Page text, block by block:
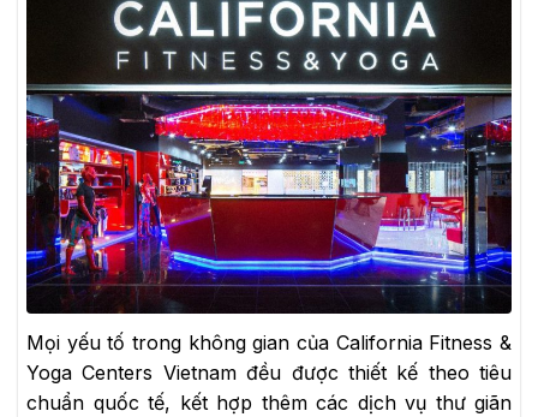
Mọi yếu tố trong không gian của California Fitness &
Yoga Centers Vietnam đều được thiết kế theo tiêu
chuẩn quốc tế, kết hợp thêm các dịch vụ thư giãn